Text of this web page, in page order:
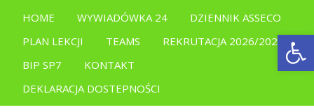
HOME WYWIADÓWKA 24
DZIENNIK ASSECO
PLAN LEKCJI
TEAMS
REKRUTACJA 2026/2027
BIP SP7
KONTAKT
DEKLARACJA DOSTEPNOŚCI